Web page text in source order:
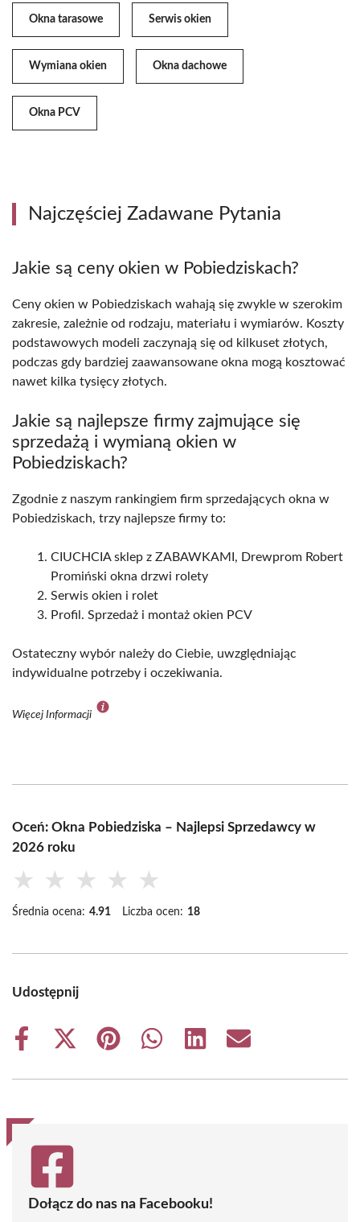
Okna tarasowe Serwis okien
Wymiana okien Okna dachowe
Okna PCV
Najczęściej Zadawane Pytania
Jakie są ceny okien w Pobiedziskach?
Ceny okien w Pobiedziskach wahają się zwykle w szerokim
zakresie, zależnie od rodzaju, materiału i wymiarów. Koszty
podstawowych modeli zaczynają się od kilkuset złotych,
podczas gdy bardziej zaawansowane okna mogą kosztować
nawet kilka tysięcy złotych.
Jakie są najlepsze firmy zajmujące się
sprzedażą i wymianą okien w
Pobiedziskach?
Zgodnie z naszym rankingiem firm sprzedających okna w
Pobiedziskach, trzy najlepsze firmy to:
CIUCHCIA sklep z ZABAWKAMI, Drewprom Robert
Promiński okna drzwi rolety
Serwis okien i rolet
Profil. Sprzedaż i montaż okien PCV
Ostateczny wybór należy do Ciebie, uwzględniając
indywidualne potrzeby i oczekiwania.
Więcej Informacji
Oceń: Okna Pobiedziska – Najlepsi Sprzedawcy w
2026 roku
★ ★ ★ ★ ★
Średnia ocena: 4.91 Liczba ocen: 18
Udostępnij
Share
Share
(Twitter)
Share
Share
Share
Share
Dołącz do nas na Facebooku!